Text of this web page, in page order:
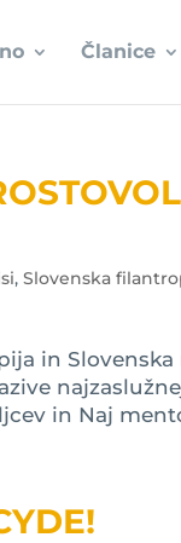
Članice
,Slovenska
in
in Naj